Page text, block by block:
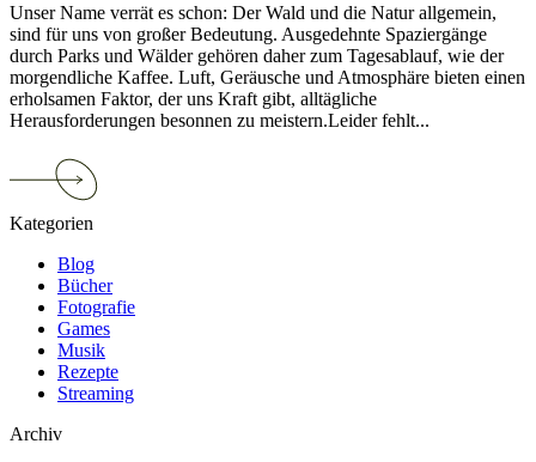
Unser Name verrät es schon: Der Wald und die Natur allgemein,
sind für uns von großer Bedeutung. Ausgedehnte Spaziergänge
durch Parks und Wälder gehören daher zum Tagesablauf, wie der
morgendliche Kaffee. Luft, Geräusche und Atmosphäre bieten einen
erholsamen Faktor, der uns Kraft gibt, alltägliche
Herausforderungen besonnen zu meistern.Leider fehlt...
Zweiklang
Kategorien
Blog
Bücher
Fotografie
Games
Musik
Rezepte
Streaming
Archiv